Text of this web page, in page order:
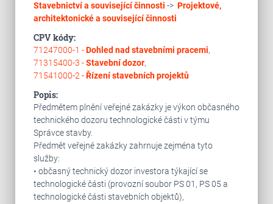
Stavebnictví a související činnosti -> Projektové,
architektonické a související činnosti
CPV kódy:
71247000-1 -Dohled nad stavebními pracemi,
71315400-3 -Stavební dozor,
71541000-2 -Řízení stavebních projektů
Popis:
Předmětem plnění veřejné zakázky je výkon občasného
technického dozoru technologické části v týmu
Správce stavby.
Předmět veřejné zakázky zahrnuje zejména tyto
služby:
• občasný technický dozor investora týkající se
technologické části (provozní soubor PS 01, PS 05 a
technologické části stavebních objektů),